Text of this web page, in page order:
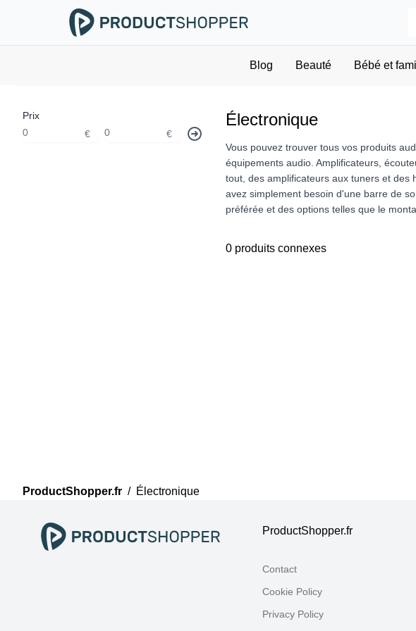
Blog Beauté Bébé et
Prix
€
€
Électronique
Vous pouvez trouver tous vos produits
équipements audio. Amplificateurs,
tout, des amplificateurs aux tuners et des
avez simplement besoin d'une barre de
préférée et des options telles que le
0 produits connexes
ProductShopper.fr / Électronique
ProductShopper.fr
Contact
Cookie Policy
Privacy Policy